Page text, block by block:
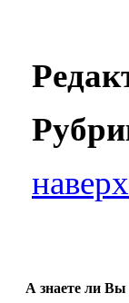
наверх
А знаете ли Вы